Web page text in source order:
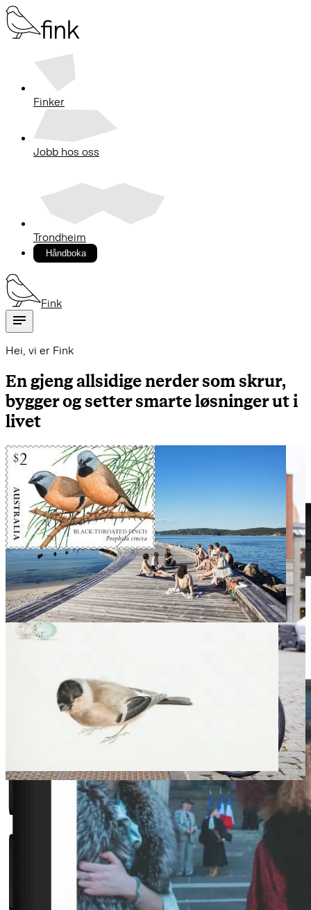
Finker
Jobb hos oss
Trondheim
Håndboka
Fink
Hei, vi er Fink
En gjeng allsidige nerder som skrur,
bygger og setter smarte løsninger ut i
livet
Ikke for å bruse med fjæra, men her er
noen av jobbene vi har gjort